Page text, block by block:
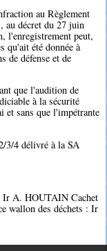
au Règlement
au décret du 27 juin
l'enregistrement peut,
qu'ait été donnée à
de défense et de
que l'audition de
à la sécurité
et sans que l'impétrante
3/4 délivré à la SA
Ir A. HOUTAIN Cachet
wallon des déchets : Ir